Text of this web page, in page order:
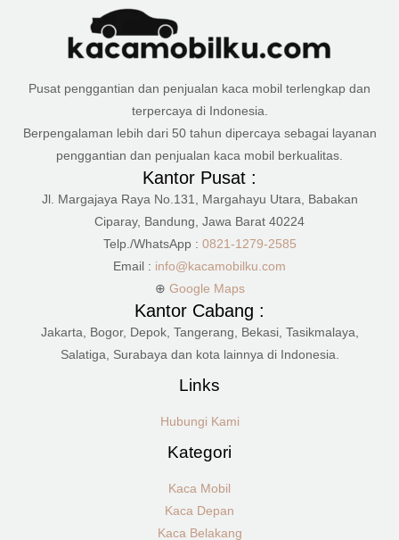
Pusat penggantian dan penjualan kaca mobil terlengkap dan
terpercaya di Indonesia.
Berpengalaman lebih dari 50 tahun dipercaya sebagai layanan
penggantian dan penjualan kaca mobil berkualitas.
Kantor Pusat :
Jl. Margajaya Raya No.131, Margahayu Utara, Babakan
Ciparay, Bandung, Jawa Barat 40224
Telp./WhatsApp : 0821-1279-2585
Email : info@kacamobilku.com
⊕ Google Maps
Kantor Cabang :
Jakarta, Bogor, Depok, Tangerang, Bekasi, Tasikmalaya,
Salatiga, Surabaya dan kota lainnya di Indonesia.
Links
Hubungi Kami
Kategori
Kaca Mobil
Kaca Depan
Kaca Belakang